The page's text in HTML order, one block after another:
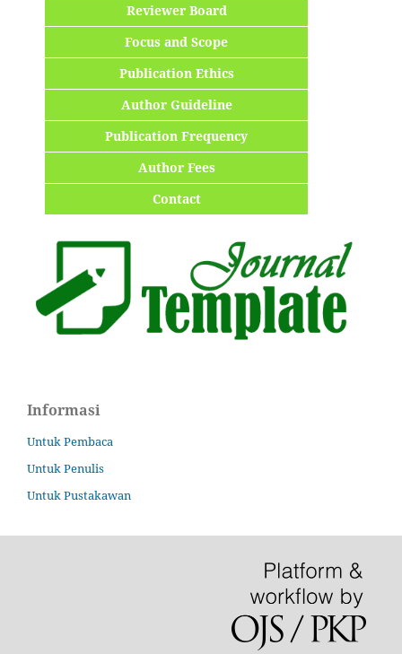
Reviewer Board
Focus and Scope
Publication Ethics
Author Guideline
Publication Frequency
Author Fees
Contact
Informasi
Untuk Pembaca
Untuk Penulis
Untuk Pustakawan